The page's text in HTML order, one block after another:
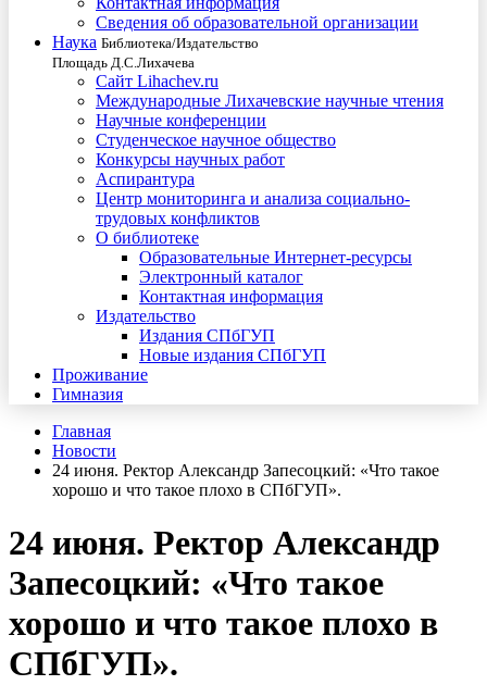
Сведения об образовательной организации
Наука Библиотека/Издательство
Площадь Д.С.Лихачева
Сайт Lihachev.ru
Международные Лихачевские научные чтения
Научные конференции
Студенческое научное общество
Конкурсы научных работ
Аспирантура
Центр мониторинга и анализа социально-
трудовых конфликтов
О библиотеке
Образовательные Интернет-ресурсы
Электронный каталог
Контактная информация
Издательство
Издания СПбГУП
Новые издания СПбГУП
Проживание
Гимназия
Главная
Новости
24 июня. Ректор Александр Запесоцкий: «Что такое
хорошо и что такое плохо в СПбГУП».
24 июня. Ректор Александр
Запесоцкий: «Что такое
хорошо и что такое плохо в
СПбГУП».